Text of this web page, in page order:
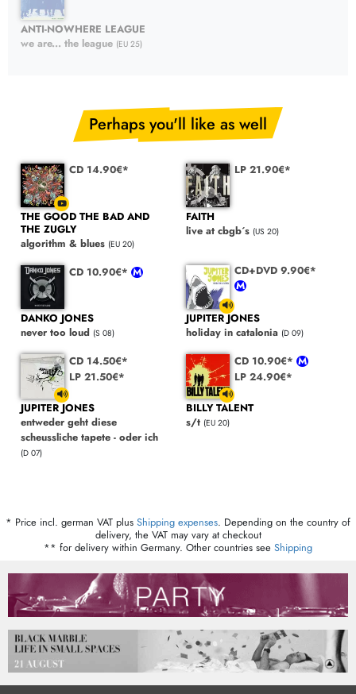
ANTI-NOWHERE LEAGUE
we are... the league (EU 25)
Perhaps you'll like as well
CD 14.90€*
THE GOOD THE BAD AND
THE ZUGLY
algorithm & blues (EU 20)
LP 21.90€*
FAITH
live at cbgb´s (US 20)
CD 10.90€*
DANKO JONES
never too loud (S 08)
CD+DVD 9.90€*
JUPITER JONES
holiday in catalonia (D 09)
CD 14.50€*
LP 21.50€*
JUPITER JONES
entweder geht diese
scheussliche tapete - oder ich
(D 07)
CD 10.90€*
LP 24.90€*
BILLY TALENT
s/t (EU 20)
* Price incl. german VAT plus Shipping expenses. Depending on the country of
delivery, the VAT may vary at checkout
** for delivery within Germany. Other countries see Shipping